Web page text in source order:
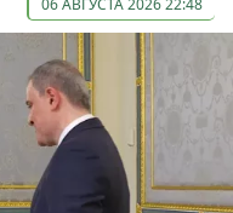
06 АВГУСТА 2026 22:48